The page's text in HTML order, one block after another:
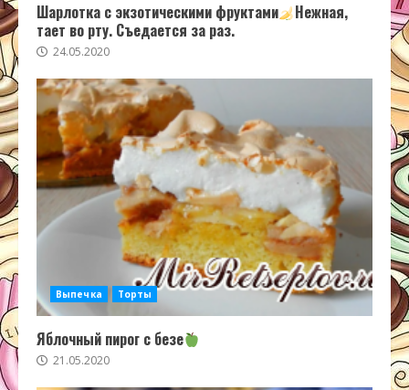
Шарлотка с экзотическими фруктами
Нежная,
тает во рту. Съедается за раз.
24.05.2020
Выпечка Торты
Яблочный пирог с безе
21.05.2020